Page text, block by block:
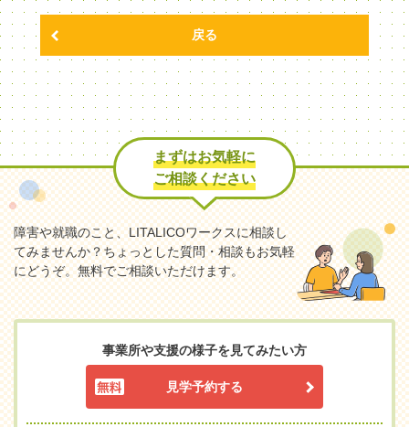
戻る
まずはお気軽に
ご相談ください
障害や就職のこと、LITALICOワークスに相談し
てみませんか？ちょっとした質問・相談もお気軽
にどうぞ。無料でご相談いただけます。
事業所や支援の様子を見てみたい方
見学予約する